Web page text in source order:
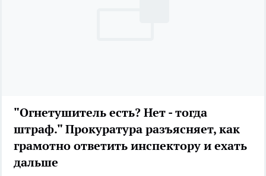
"Огнетушитель есть? Нет - тогда
штраф." Прокуратура разъясняет, как
грамотно ответить инспектору и ехать
дальше